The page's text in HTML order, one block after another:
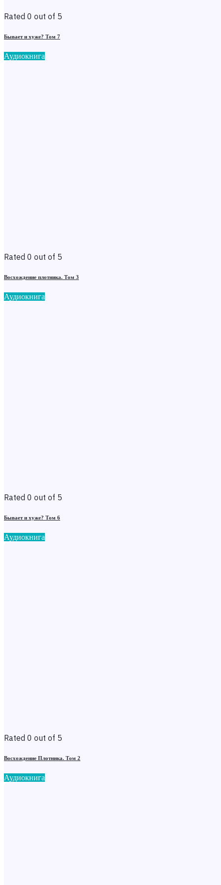
Rated 0 out of 5
Бывает и хуже? Том 7
Аудиокнига
Rated 0 out of 5
Восхождение плотника. Том 3
Аудиокнига
Rated 0 out of 5
Бывает и хуже? Том 6
Аудиокнига
Rated 0 out of 5
Восхождение Плотника. Том 2
Аудиокнига